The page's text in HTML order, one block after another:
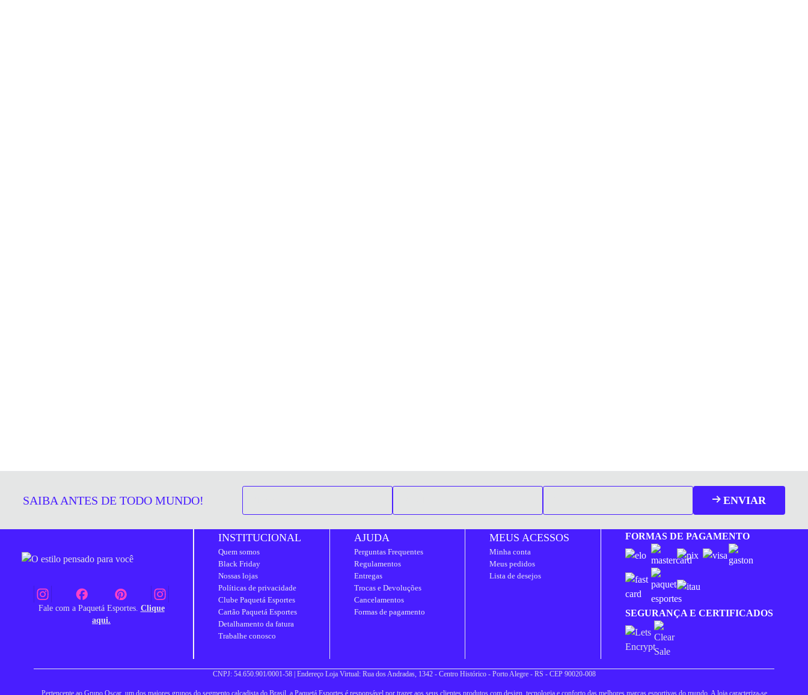
SAIBA ANTES DE TODO MUNDO! ENVIAR
Fale com a Paquetá Esportes. Clique
aqui.
INSTITUCIONAL
Quem somos
Black Friday
Nossas lojas
Políticas de privacidade
Clube Paquetá Esportes
Cartão Paquetá Esportes
Detalhamento da fatura
Trabalhe conosco
AJUDA
Perguntas Frequentes
Regulamentos
Entregas
Trocas e Devoluções
Cancelamentos
Formas de pagamento
MEUS ACESSOS
Minha conta
Meus pedidos
Lista de desejos
FORMAS DE PAGAMENTO
SEGURANÇA E CERTIFICADOS
CNPJ: 54.650.901/0001-58 | Endereço Loja Virtual: Rua dos Andradas, 1342 - Centro Histórico - Porto Alegre - RS - CEP 90020-008
Pertencente ao Grupo Oscar, um dos maiores grupos do segmento calçadista do Brasil, a Paquetá Esportes é responsável por trazer aos seus clientes produtos com design, tecnologia e conforto das melhores marcas esportivas do mundo. A loja caracteriza-se